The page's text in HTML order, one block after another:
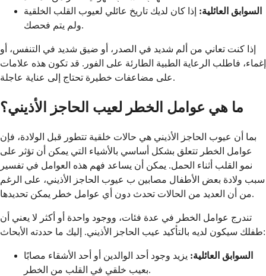
السوابق العائلية: إذا كان لديك تاريخ عائلي لعيوب القلب الخلقية
ولم يتم فحصك.
إذا كنت تعاني من ألم شديد في الصدر، أو ضيق شديد في التنفس، أو
إغماء، فاطلب الرعاية الطبية الطارئة على الفور. قد تكون هذه علامات
على مضاعفات خطيرة تحتاج إلى عناية عاجلة.
ما هي عوامل الخطر لعيب الحاجز الأذيني؟
بما أن عيوب الحاجز الأذيني هي حالات خلقية تتطور قبل الولادة، فإن
عوامل الخطر تتعلق بشكل أساسي بالأشياء التي يمكن أن تؤثر على
نمو القلب أثناء الحمل. يمكن أن يساعد فهم هذه العوامل في تفسير
سبب ولادة بعض الأطفال مصابين ب عيوب الحاجز الأذيني، على الرغم
من أن العديد من الحالات تحدث دون أي عوامل خطر يمكن تحديدها.
تندرج عوامل الخطر في عدة فئات، ووجود واحدة أو أكثر لا يعني أن
طفلك سيكون لديه بالتأكيد عيب الحاجز الأذيني. إليك ما حددته الأبحاث:
السوابق العائلية: يزيد وجود أحد الوالدين أو أحد الأشقاء مصابًا
بعيب خلقي في القلب من الخطر.